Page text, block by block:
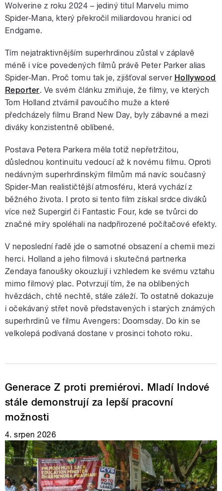
Wolverine z roku 2024 – jediný titul Marvelu mimo
Spider-Mana, který překročil miliardovou hranici od
Endgame.
Tím nejatraktivnějším superhrdinou zůstal v záplavě
méně i více povedených filmů právě Peter Parker alias
Spider-Man. Proč tomu tak je, zjišťoval server Hollywood
Reporter. Ve svém článku zmiňuje, že filmy, ve kterých
Tom Holland ztvárnil pavoučího muže a které
předcházely filmu Brand New Day, byly zábavné a mezi
diváky konzistentně oblíbené.
Postava Petera Parkera měla totiž nepřetržitou,
důslednou kontinuitu vedoucí až k novému filmu. Oproti
nedávným superhrdinským filmům má navíc současný
Spider-Man realističtější atmosféru, která vychází z
běžného života. I proto si tento film získal srdce diváků
více než Supergirl či Fantastic Four, kde se tvůrci do
značné míry spoléhali na nadpřirozené počítačové efekty.
V neposlední řadě jde o samotné obsazení a chemii mezi
herci. Holland a jeho filmová i skutečná partnerka
Zendaya fanoušky okouzlují i vzhledem ke svému vztahu
mimo filmový plac. Potvrzují tím, že na oblíbených
hvězdách, chtě nechtě, stále záleží. To ostatně dokazuje
i očekávaný střet nově představených i starých známých
superhrdinů ve filmu Avengers: Doomsday. Do kin se
velkolepá podívaná dostane v prosinci tohoto roku.
Generace Z proti premiérovi. Mladí Indové
stále demonstrují za lepší pracovní
možnosti
4. srpen 2026